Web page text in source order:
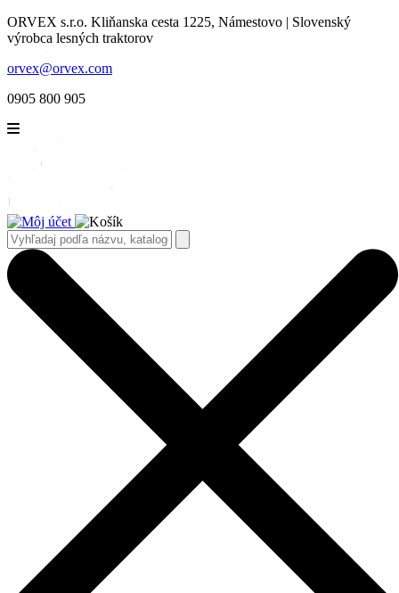
ORVEX s.r.o. Kliňanska cesta 1225, Námestovo | Slovenský
výrobca lesných traktorov
orvex@orvex.com
0905 800 905